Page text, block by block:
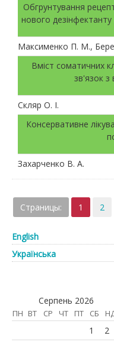
Обгрунтування
нового
Максименко П. М.,
Вміст соматичних
зв'язок з
Скляр О. І.
Консервативне
Захарченко В. А.
Страницы: 1 2
English
Українська
Серпень 2026
ПН ВТ СР ЧТ ПТ СБ
1 2